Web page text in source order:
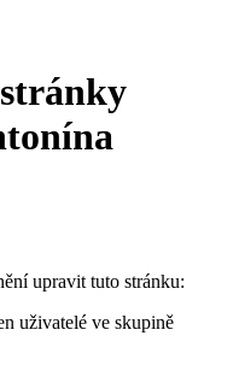
upravit tuto stránku:
uživatelé ve skupině